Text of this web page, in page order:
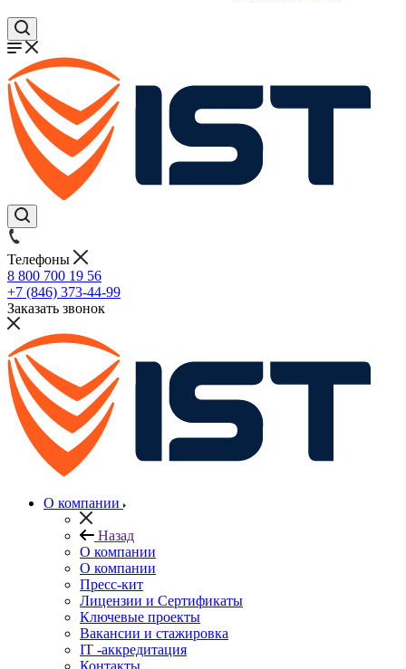
Телефоны
8 800 700 19 56
+7 (846) 373-44-99
Заказать звонок
О компании
Назад
О компании
О компании
Пресс-кит
Лицензии и Сертификаты
Ключевые проекты
Вакансии и стажировка
IT -аккредитация
Контакты